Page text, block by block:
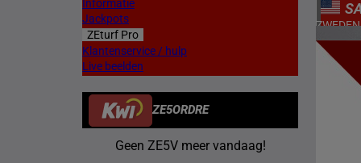
Informatie
Jackpots
ZEturf Pro
Klantenservice / hulp
Live beelden
ZE5ORDRE
Geen ZE5V meer vandaag!
ZWEDEN
ZUID-
1
9
30/04/